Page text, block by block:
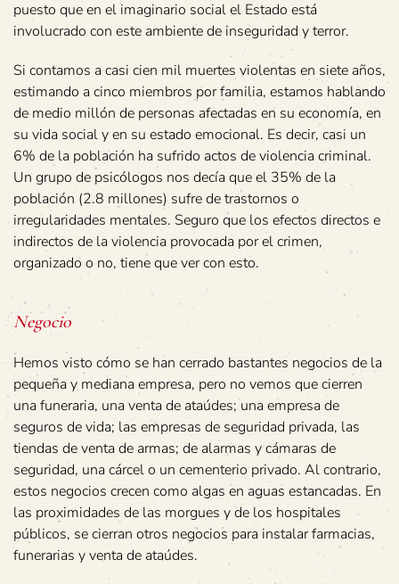
puesto que en el imaginario social el Estado está
involucrado con este ambiente de inseguridad y terror.
Si contamos a casi cien mil muertes violentas en siete años,
estimando a cinco miembros por familia, estamos hablando
de medio millón de personas afectadas en su economía, en
su vida social y en su estado emocional. Es decir, casi un
6% de la población ha sufrido actos de violencia criminal.
Un grupo de psicólogos nos decía que el 35% de la
población (2.8 millones) sufre de trastornos o
irregularidades mentales. Seguro que los efectos directos e
indirectos de la violencia provocada por el crimen,
organizado o no, tiene que ver con esto.
Negocio
Hemos visto cómo se han cerrado bastantes negocios de la
pequeña y mediana empresa, pero no vemos que cierren
una funeraria, una venta de ataúdes; una empresa de
seguros de vida; las empresas de seguridad privada, las
tiendas de venta de armas; de alarmas y cámaras de
seguridad, una cárcel o un cementerio privado. Al contrario,
estos negocios crecen como algas en aguas estancadas. En
las proximidades de las morgues y de los hospitales
públicos, se cierran otros negocios para instalar farmacias,
funerarias y venta de ataúdes.